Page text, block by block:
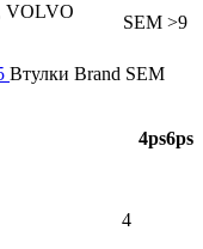
VOLVO
SEM >9
Втулки Brand SEM
6ps
4ps
4